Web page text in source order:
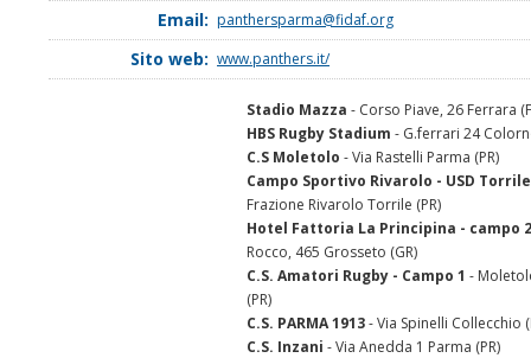
Email: panthersparma@fidaf.org
Sito web: www.panthers.it/
Stadio Mazza - Corso Piave, 26 Ferrara
HBS Rugby Stadium - G.ferrari 24
C.S Moletolo - Via Rastelli Parma (PR)
Campo Sportivo Rivarolo - USD
Frazione Rivarolo Torrile (PR)
Hotel Fattoria La Principina - campo 2
Rocco, 465 Grosseto (GR)
C.S. Amatori Rugby - Campo 1 -
(PR)
C.S. PARMA 1913- Via Spinelli Collecchio
C.S. Inzani - Via Anedda 1 Parma (PR)